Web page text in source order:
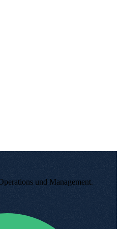
und Management.